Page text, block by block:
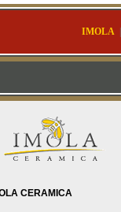
IMOLA|
CERAMICA